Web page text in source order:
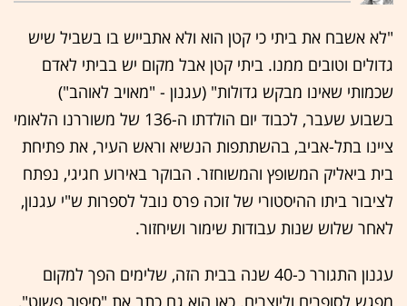
"לא אשבח את ביתי כי קטן הוא ולא אתבייש בו בשביל שיש
גדולים וטובים ממנו. ביתי קטן אבל מקום יש בביתי לאדם
שכמותי שאינו מבקש גדולות" (עגנון - "מאויב לאוהב")
בשבוע שעבר, לכבוד יום הולדתו ה-136 של משוררנו הלאומי
ציינו בתל-אביב, בהשתתפות הנשיא וראש העיר, את פתיחת
בית ביאליק המשופץ והמשוחזר. הבוקר באירוע חגיגי, נפתח
לציבור ביתו ההיסטורי של זוכה פרס נובל לספרות ש"י עגנון,
לאחר שלוש שנות עבודות שימור ושיחזור.
עגנון התגורר כ-40 שנה בבית הזה, שלימים הפך למקום
מפגש לסופרים וליוצרים. כאן הוא גם כתב את "סיפור פשוט",